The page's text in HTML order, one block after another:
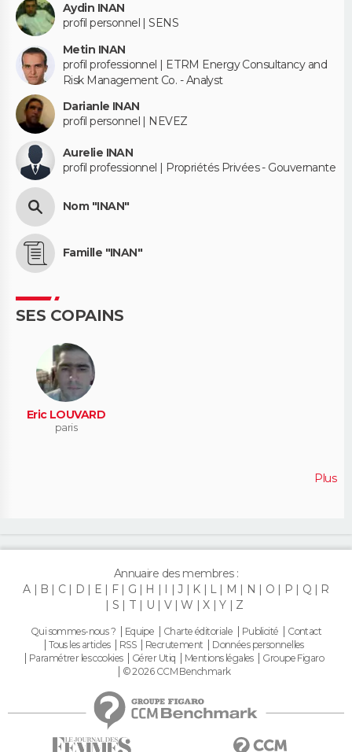
Aydin INAN
profil personnel | SENS
Metin INAN
profil professionnel | ETRM Energy Consultancy and
Risk Management Co. - Analyst
Darianle INAN
profil personnel | NEVEZ
Aurelie INAN
profil professionnel | Propriétés Privées - Gouvernante
Nom "INAN"
Famille "INAN"
SES COPAINS
Eric LOUVARD
paris
Plus
Annuaire des membres :
A
B C D E F G H J K L M N O P Q
R
S
T U V W X Y Z
Qui sommes-nous ? Equipe Charte éditoriale Publicité
Contact
Tous les articles
RSS Recrutement
Données personnelles
Paramétrer les cookies
Gérer Utiq Mentions légales
Groupe Figaro
© 2026 CCM Benchmark